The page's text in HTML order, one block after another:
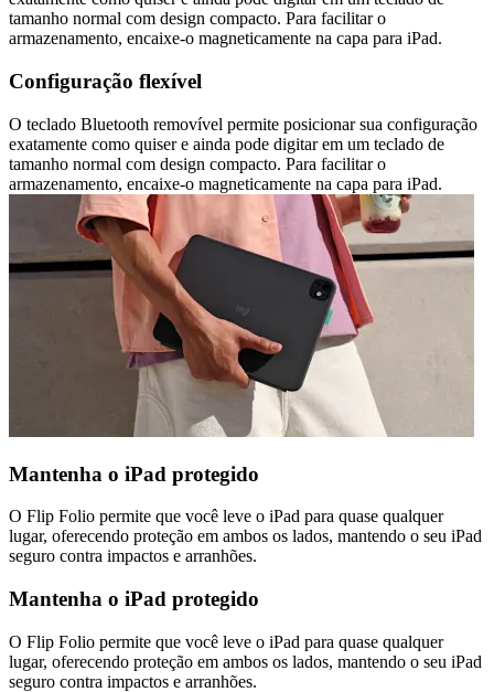
tamanho normal com design compacto. Para facilitar o
armazenamento, encaixe-o magneticamente na capa para iPad.
Configuração flexível
O teclado Bluetooth removível permite posicionar sua configuração
exatamente como quiser e ainda pode digitar em um teclado de
tamanho normal com design compacto. Para facilitar o
armazenamento, encaixe-o magneticamente na capa para iPad.
Mantenha o iPad protegido
O Flip Folio permite que você leve o iPad para quase qualquer
lugar, oferecendo proteção em ambos os lados, mantendo o seu iPad
seguro contra impactos e arranhões.
Mantenha o iPad protegido
O Flip Folio permite que você leve o iPad para quase qualquer
lugar, oferecendo proteção em ambos os lados, mantendo o seu iPad
seguro contra impactos e arranhões.